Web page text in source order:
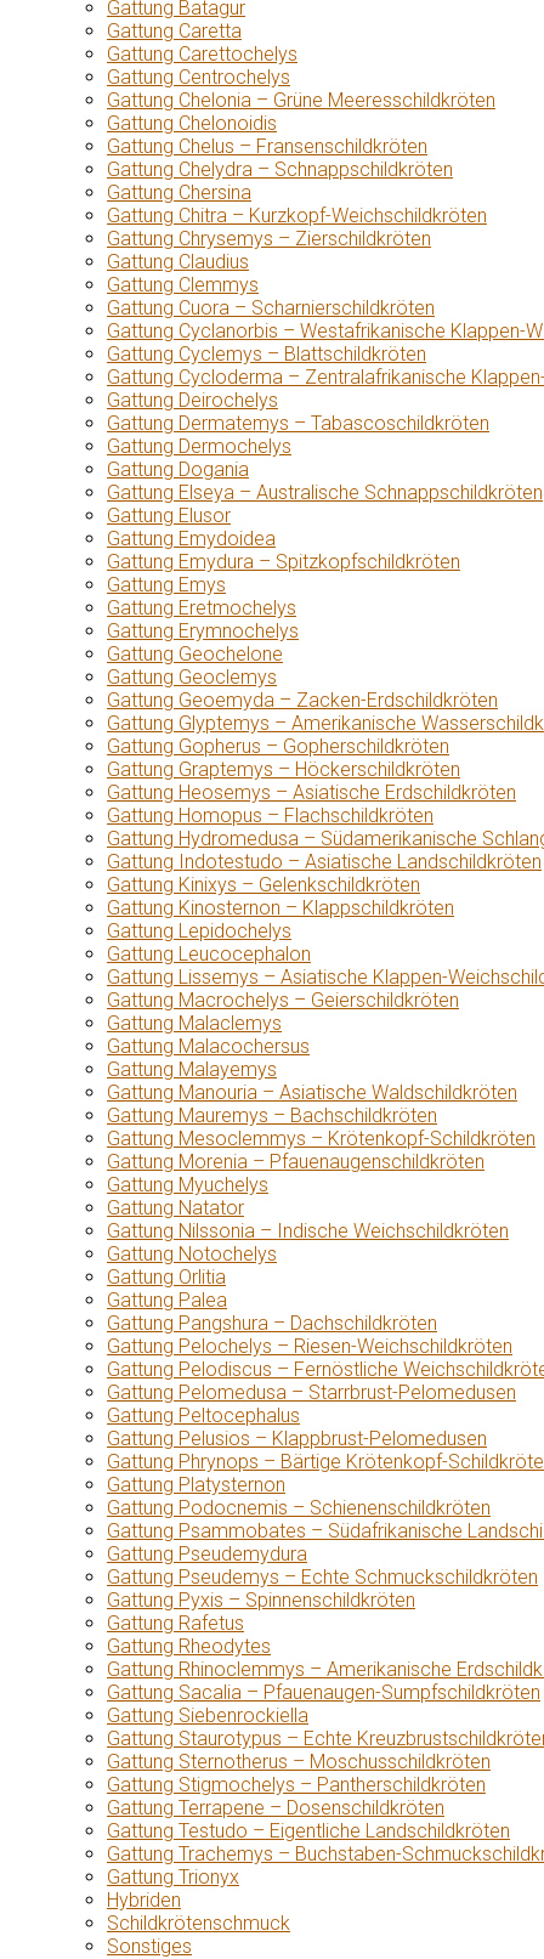
Gattung Batagur
Gattung Caretta
Gattung Carettochelys
Gattung Centrochelys
Gattung Chelonia – Grüne Meeresschildkröten
Gattung Chelonoidis
Gattung Chelus – Fransenschildkröten
Gattung Chelydra – Schnappschildkröten
Gattung Chersina
Gattung Chitra – Kurzkopf-Weichschildkröten
Gattung Chrysemys – Zierschildkröten
Gattung Claudius
Gattung Clemmys
Gattung Cuora – Scharnierschildkröten
Gattung Cyclanorbis – Westafrikanische Klappen-
Gattung Cyclemys – Blattschildkröten
Gattung Cycloderma – Zentralafrikanische
Gattung Deirochelys
Gattung Dermatemys – Tabascoschildkröten
Gattung Dermochelys
Gattung Dogania
Gattung Elseya – Australische Schnappschildkröten
Gattung Elusor
Gattung Emydoidea
Gattung Emydura – Spitzkopfschildkröten
Gattung Emys
Gattung Eretmochelys
Gattung Erymnochelys
Gattung Geochelone
Gattung Geoclemys
Gattung Geoemyda – Zacken-Erdschildkröten
Gattung Glyptemys – Amerikanische
Gattung Gopherus – Gopherschildkröten
Gattung Graptemys – Höckerschildkröten
Gattung Heosemys – Asiatische Erdschildkröten
Gattung Homopus – Flachschildkröten
Gattung Hydromedusa – Südamerikanische
Gattung Indotestudo – Asiatische Landschildkröten
Gattung Kinixys – Gelenkschildkröten
Gattung Kinosternon – Klappschildkröten
Gattung Lepidochelys
Gattung Leucocephalon
Gattung Lissemys – Asiatische Klappen-
Gattung Macrochelys – Geierschildkröten
Gattung Malaclemys
Gattung Malacochersus
Gattung Malayemys
Gattung Manouria – Asiatische Waldschildkröten
Gattung Mauremys – Bachschildkröten
Gattung Mesoclemmys – Krötenkopf-Schildkröten
Gattung Morenia – Pfauenaugenschildkröten
Gattung Myuchelys
Gattung Natator
Gattung Nilssonia – Indische Weichschildkröten
Gattung Notochelys
Gattung Orlitia
Gattung Palea
Gattung Pangshura – Dachschildkröten
Gattung Pelochelys – Riesen-Weichschildkröten
Gattung Pelodiscus – Fernöstliche
Gattung Pelomedusa – Starrbrust-Pelomedusen
Gattung Peltocephalus
Gattung Pelusios – Klappbrust-Pelomedusen
Gattung Phrynops – Bärtige Krötenkopf-
Gattung Platysternon
Gattung Podocnemis – Schienenschildkröten
Gattung Psammobates – Südafrikanische
Gattung Pseudemydura
Gattung Pseudemys – Echte Schmuckschildkröten
Gattung Pyxis – Spinnenschildkröten
Gattung Rafetus
Gattung Rheodytes
Gattung Rhinoclemmys – Amerikanische
Gattung Sacalia – Pfauenaugen-Sumpfschildkröten
Gattung Siebenrockiella
Gattung Staurotypus – Echte
Gattung Sternotherus – Moschusschildkröten
Gattung Stigmochelys – Pantherschildkröten
Gattung Terrapene – Dosenschildkröten
Gattung Testudo – Eigentliche Landschildkröten
Gattung Trachemys – Buchstaben-
Gattung Trionyx
Hybriden
Schildkrötenschmuck
Sonstiges